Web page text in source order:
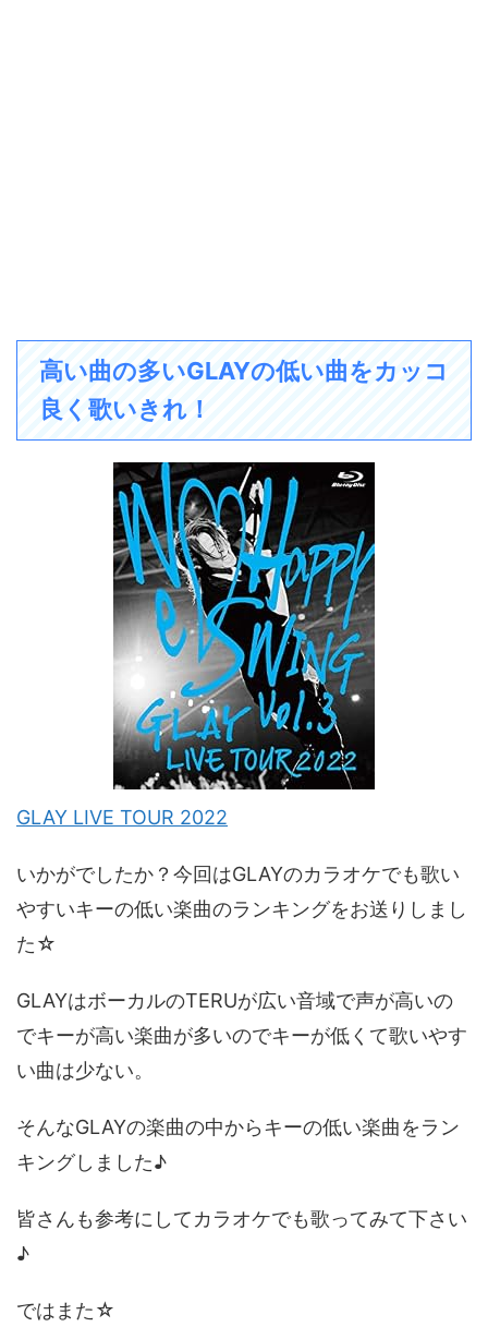
高い曲の多いGLAYの低い曲をカッコ
良く歌いきれ！
GLAY LIVE TOUR 2022
いかがでしたか？今回はGLAYのカラオケでも歌い
やすいキーの低い楽曲のランキングをお送りしまし
た☆
GLAYはボーカルのTERUが広い音域で声が高いの
でキーが高い楽曲が多いのでキーが低くて歌いやす
い曲は少ない。
そんなGLAYの楽曲の中からキーの低い楽曲をラン
キングしました♪
皆さんも参考にしてカラオケでも歌ってみて下さい
♪
ではまた☆